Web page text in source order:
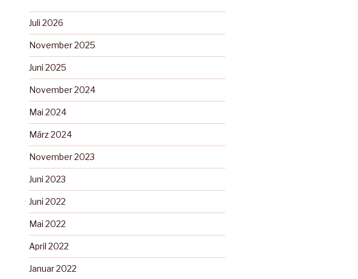
Juli 2026
November 2025
Juni 2025
November 2024
Mai 2024
März 2024
November 2023
Juni 2023
Juni 2022
Mai 2022
April 2022
Januar 2022